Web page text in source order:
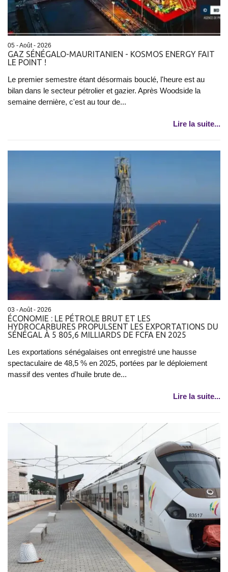
05 - Août - 2026
GAZ SÉNÉGALO-MAURITANIEN - KOSMOS ENERGY FAIT
LE POINT !
Le premier semestre étant désormais bouclé, l'heure est au
bilan dans le secteur pétrolier et gazier. Après Woodside la
semaine dernière, c'est au tour de...
Lire la suite...
03 - Août - 2026
ÉCONOMIE : LE PÉTROLE BRUT ET LES
HYDROCARBURES PROPULSENT LES EXPORTATIONS DU
SÉNÉGAL À 5 805,6 MILLIARDS DE FCFA EN 2025
Les exportations sénégalaises ont enregistré une hausse
spectaculaire de 48,5 % en 2025, portées par le déploiement
massif des ventes d'huile brute de...
Lire la suite...